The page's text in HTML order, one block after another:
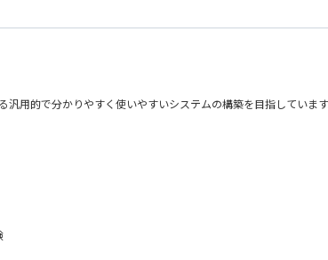
用的で分かりやすく使いやすいシステムの構築を目指しています
ーム内への展開